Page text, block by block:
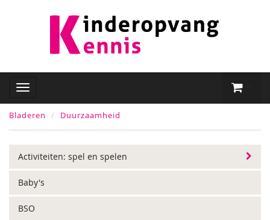
Bladeren Duurzaamheid
Activiteiten: spel en spelen
Baby's
BSO